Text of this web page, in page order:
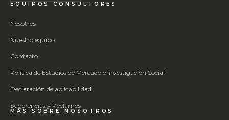
EQUIPOS CONSULTORES
Nosotros
Nuestro equipo
Contacto
Política de Estudios de Mercado e Investigación Social
Declaración de aplicabilidad
Sugerencias y Reclamos
MÁS SOBRE NOSOTROS